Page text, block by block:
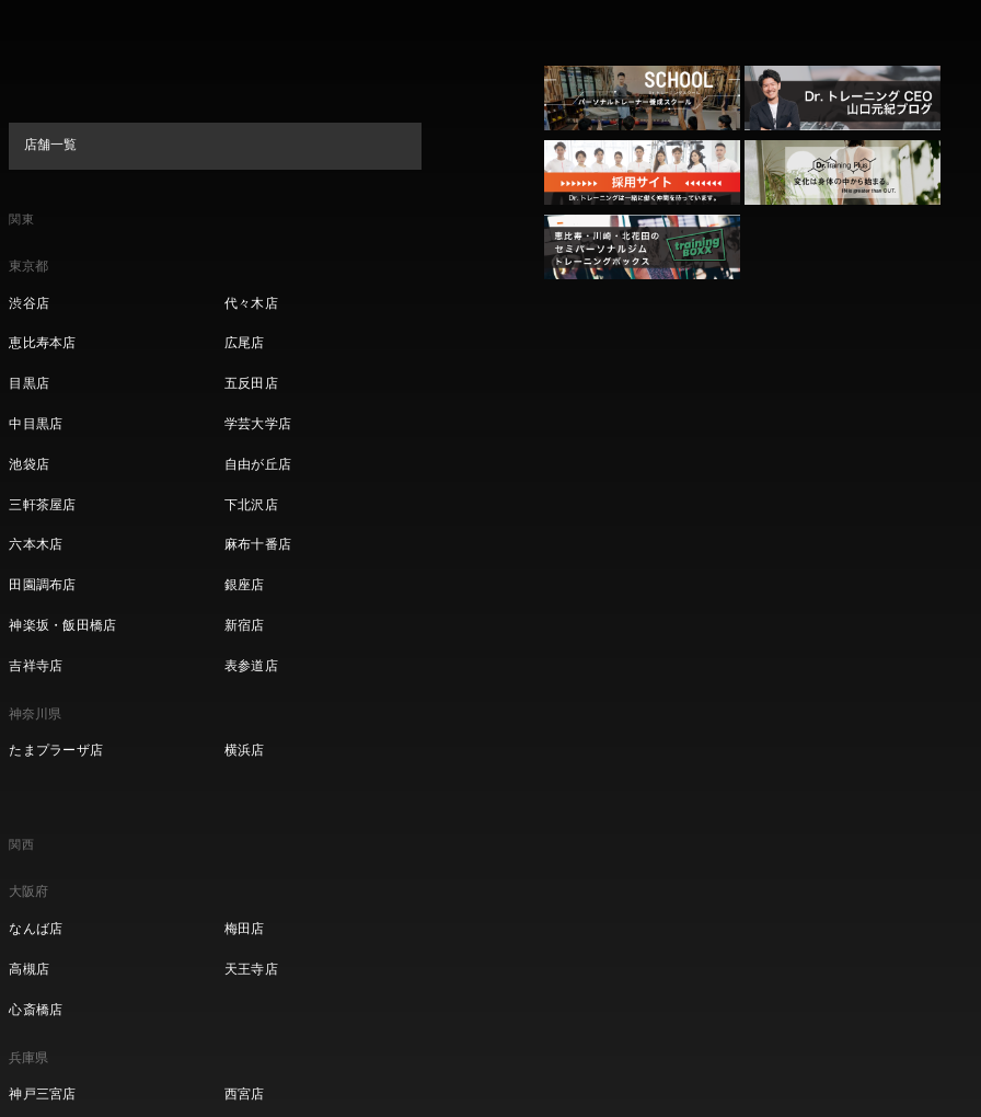
店舗一覧
関東
東京都
渋谷店 代々木店
恵比寿本店 広尾店
目黒店 五反田店
中目黒店 学芸大学店
池袋店 自由が丘店
三軒茶屋店 下北沢店
六本木店 麻布十番店
田園調布店 銀座店
神楽坂・飯田橋店 新宿店
吉祥寺店 表参道店
神奈川県
たまプラーザ店 横浜店
関西
大阪府
なんば店 梅田店
高槻店 天王寺店
心斎橋店
兵庫県
神戸三宮店 西宮店